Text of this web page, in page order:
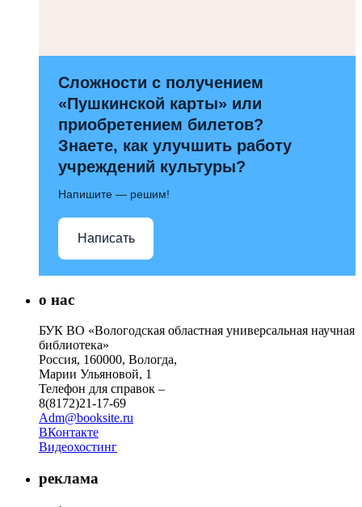
Сложности с получением
«Пушкинской карты» или
приобретением билетов?
Знаете, как улучшить работу
учреждений культуры?
Напишите — решим!
Написать
о нас
БУК ВО «Вологодская областная универсальная научная
библиотека»
Россия, 160000, Вологда,
Марии Ульяновой, 1
Телефон для справок –
8(8172)21-17-69
Adm@booksite.ru
ВКонтакте
Видеохостинг
реклама